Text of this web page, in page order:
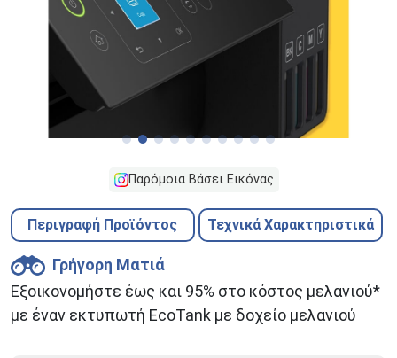
Παρόμοια Βάσει Εικόνας
Περιγραφή Προϊόντος Τεχνικά Χαρακτηριστικά
Γρήγορη Ματιά
Εξοικονομήστε έως και 95% στο κόστος μελανιού*
με έναν εκτυπωτή EcoTank με δοχείο μελανιού